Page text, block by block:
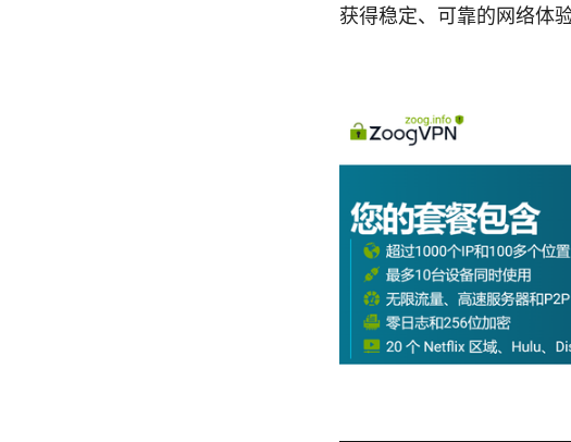
获得稳定、可靠的网络体验